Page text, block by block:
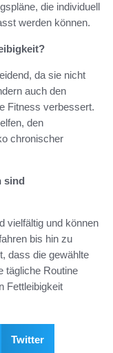
die individuell
werden können.
da sie nicht
auch den
Fitness verbessert.
den
chronischer
sind
vielfältig und können
bis hin zu
dass die gewählte
tägliche Routine
Fettleibigkeit
Twitter